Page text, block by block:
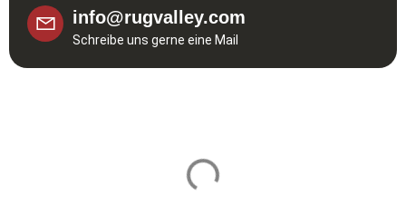
info@rugvalley.com
Schreibe uns gerne eine Mail